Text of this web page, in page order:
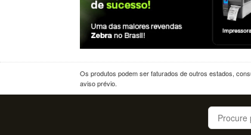
Os produtos podem ser faturados de outros estados,
aviso prévio.
Buscar